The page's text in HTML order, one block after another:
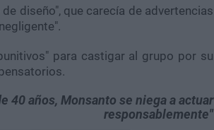
diseño", que carecía de advertencias
para castigar al grupo por su
40 años, Monsanto se niega a actuar
responsablemente